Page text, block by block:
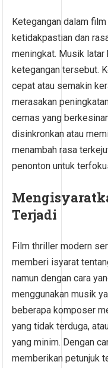
Ketegangan dalam
ketidakpastian dan
meningkat. Musik latar
ketegangan tersebut.
cepat atau semakin
merasakan
cemas yang
disinkronkan atau
menambah rasa
penonton untuk
Terjadi
Film thriller modern
memberi isyarat
namun dengan cara
menggunakan musik
beberapa komposer
yang tidak terduga,
yang minim. Dengan
memberikan petunjuk